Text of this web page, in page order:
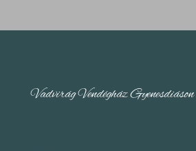
Vadvirág Vendégház Gyenesdiáson